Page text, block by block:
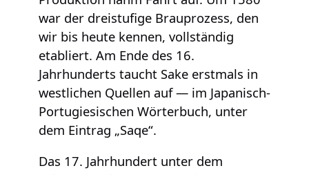
war der dreistufige Brauprozess, den
wir bis heute kennen, vollständig
etabliert. Am Ende des 16.
Jahrhunderts taucht Sake erstmals in
westlichen Quellen auf — im Japanisch-
Portugiesischen Wörterbuch, unter
dem Eintrag „Saqe“.
Das 17. Jahrhundert unter dem